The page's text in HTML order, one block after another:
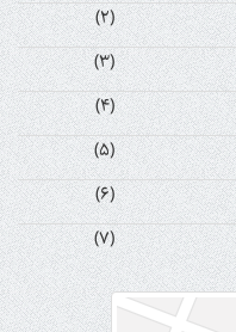
(2)
(3)
(4)
(5)
(6)
(7)